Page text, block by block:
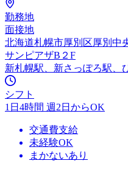
勤務地
面接地
北海道札幌市厚別区厚別中
サンピアザB２F
新札幌駅、新さっぽろ駅、
シフト
1日4時間 週2日からOK
交通費支給
未経験OK
まかないあり